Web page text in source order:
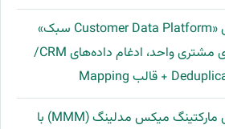
راهنمای عملی پیاده‌سازی «Customer Data Platform سبک»
بدون CDP: طراحی شِمای مشتری واحد، ادغام داده‌های CRM/
راهنمای عملی پیاده‌سازی مارکتینگ میکس مدلینگ (MMM) با